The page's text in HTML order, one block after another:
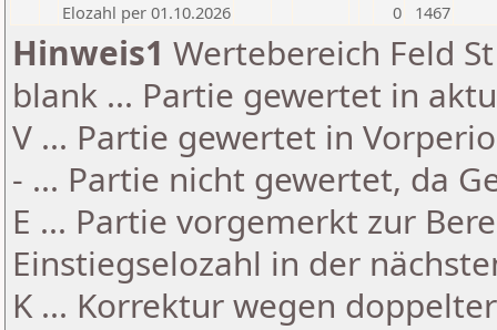
Elozahl per 01.10.2026
0 1467
Hinweis1 Wertebereich Feld
blank ... Partie gewertet in
V ... Partie gewertet in
- ... Partie nicht gewertet, da
E ... Partie vorgemerkt zur
Einstiegselozahl in der
K ... Korrektur wegen